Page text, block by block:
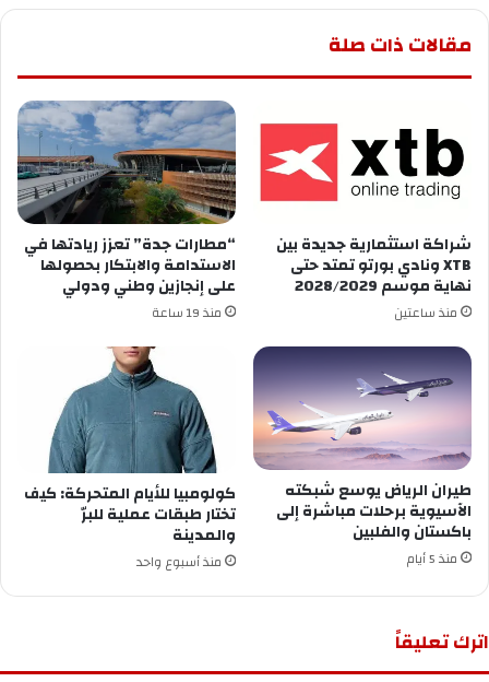
مقالات ذات صلة
شراكة استثمارية جديدة بين
XTB ونادي بورتو تمتد حتى
نهاية موسم 2028/2029
منذ ساعتين
“مطارات جدة” تعزز ريادتها في
الاستدامة والابتكار بحصولها
على إنجازين وطني ودولي
منذ 19 ساعة
طيران الرياض يوسع شبكته
الآسيوية برحلات مباشرة إلى
باكستان والفلبين
منذ 5 أيام
كولومبيا للأيام المتحركة: كيف
تختار طبقات عملية للبرّ
والمدينة
منذ أسبوع واحد
اترك تعليقاً